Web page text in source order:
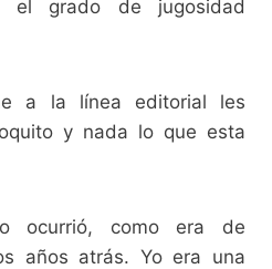
el grado de jugosidad
a la línea editorial les
y nada lo que esta
ocurrió, como era de
años atrás. Yo era una